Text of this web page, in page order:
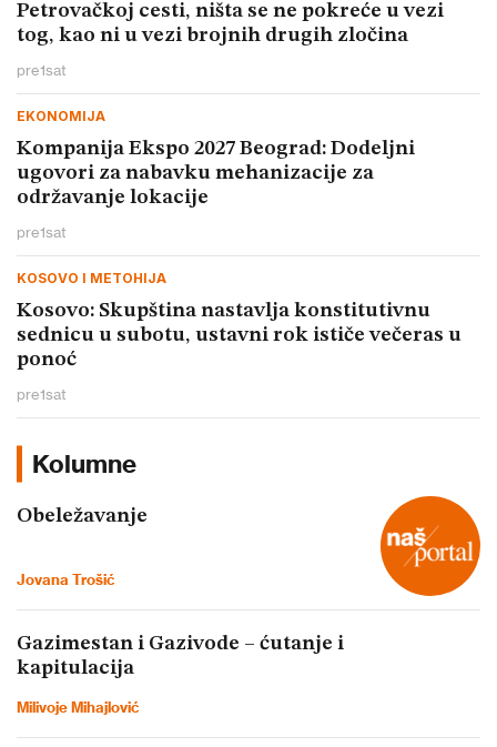
Petrovačkoj cesti, ništa se ne pokreće u vezi
tog, kao ni u vezi brojnih drugih zločina
pre1sat
EKONOMIJA
Kompanija Ekspo 2027 Beograd: Dodeljni
ugovori za nabavku mehanizacije za
održavanje lokacije
pre1sat
KOSOVO I METOHIJA
Kosovo: Skupština nastavlja konstitutivnu
sednicu u subotu, ustavni rok ističe večeras u
ponoć
pre1sat
Kolumne
Obeležavanje
Jovana Trošić
Gazimestan i Gazivode – ćutanje i
kapitulacija
Milivoje Mihajlović